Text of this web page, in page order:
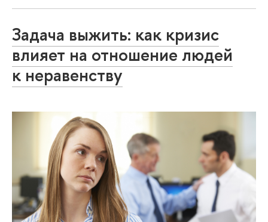
Задача выжить: как кризис
влияет на отношение людей
к неравенству